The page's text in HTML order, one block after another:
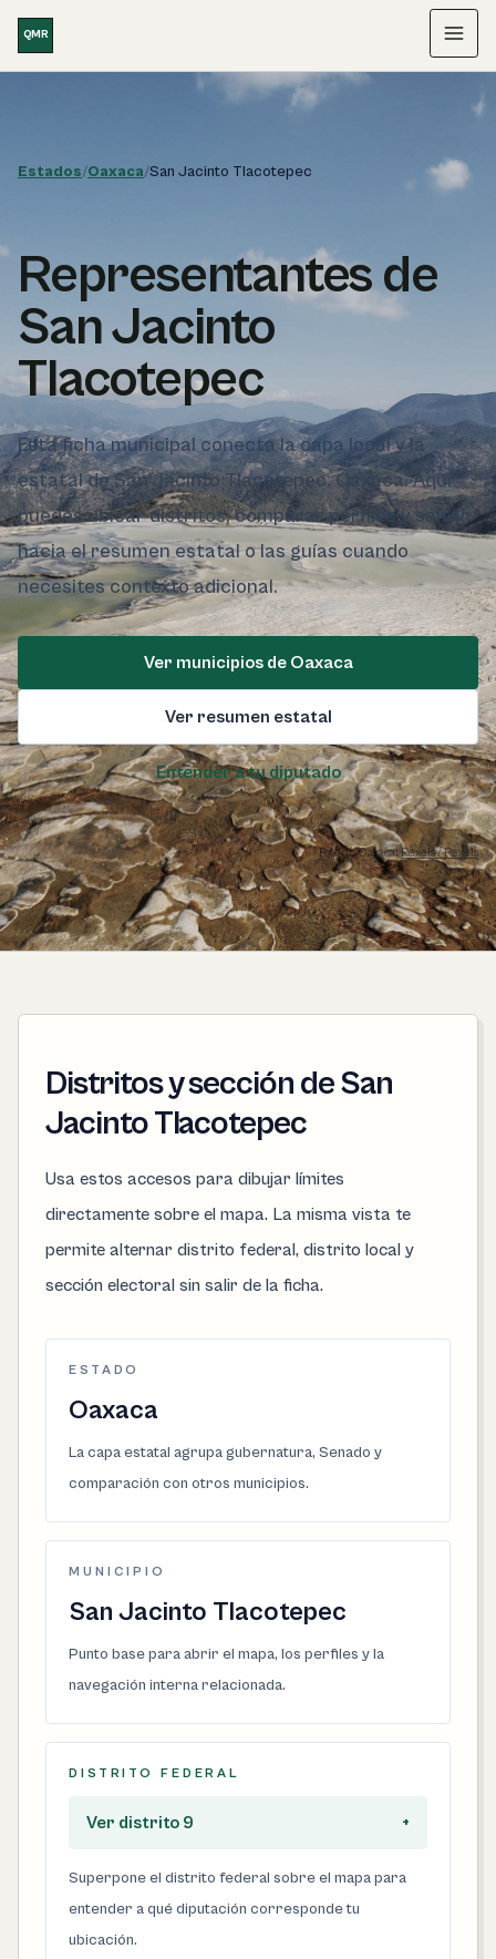
QMR Menú
Estados/Oaxaca/San Jacinto Tlacotepec
Representantes de
San Jacinto
Tlacotepec
Esta ficha municipal conecta la capa local y la
estatal de San Jacinto Tlacotepec, Oaxaca. Aquí
puedes ubicar distritos, comparar perfiles y saltar
hacia el resumen estatal o las guías cuando
necesites contexto adicional.
Ver municipios de Oaxaca
Ver resumen estatal
Entender a tu diputado
Foto de Oaxaca:Pexels / Pexels
Distritos y sección de San
Jacinto Tlacotepec
Usa estos accesos para dibujar límites
directamente sobre el mapa. La misma vista te
permite alternar distrito federal, distrito local y
sección electoral sin salir de la ficha.
ESTADO
Oaxaca
La capa estatal agrupa gubernatura, Senado y
comparación con otros municipios.
MUNICIPIO
San Jacinto Tlacotepec
Punto base para abrir el mapa, los perfiles y la
navegación interna relacionada.
DISTRITO FEDERAL
Ver distrito 9 +
Superpone el distrito federal sobre el mapa para
entender a qué diputación corresponde tu
ubicación.